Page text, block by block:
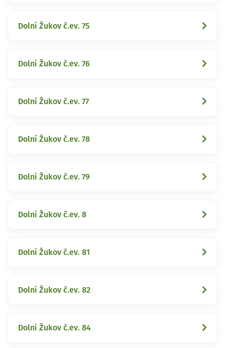
Dolní Žukov č.ev. 75
Dolní Žukov č.ev. 76
Dolní Žukov č.ev. 77
Dolní Žukov č.ev. 78
Dolní Žukov č.ev. 79
Dolní Žukov č.ev. 8
Dolní Žukov č.ev. 81
Dolní Žukov č.ev. 82
Dolní Žukov č.ev. 84